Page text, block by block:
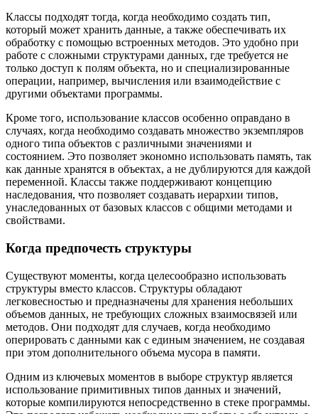
Классы подходят тогда, когда необходимо создать тип,
который может хранить данные, а также обеспечивать их
обработку с помощью встроенных методов. Это удобно при
работе с сложными структурами данных, где требуется не
только доступ к полям объекта, но и специализированные
операции, например, вычисления или взаимодействие с
другими объектами программы.
Кроме того, использование классов особенно оправдано в
случаях, когда необходимо создавать множество экземпляров
одного типа объектов с различными значениями и
состоянием. Это позволяет экономно использовать память, так
как данные хранятся в объектах, а не дублируются для каждой
переменной. Классы также поддерживают концепцию
наследования, что позволяет создавать иерархии типов,
унаследованных от базовых классов с общими методами и
свойствами.
Когда предпочесть структуры
Существуют моменты, когда целесообразно использовать
структуры вместо классов. Структуры обладают
легковесностью и предназначены для хранения небольших
объемов данных, не требующих сложных взаимосвязей или
методов. Они подходят для случаев, когда необходимо
оперировать с данными как с единым значением, не создавая
при этом дополнительного объема мусора в памяти.
Одним из ключевых моментов в выборе структур является
использование примитивных типов данных и значений,
которые компилируются непосредственно в стеке программы.